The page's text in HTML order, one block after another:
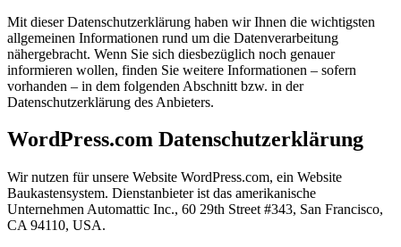
Mit dieser Datenschutzerklärung haben wir Ihnen die wichtigsten
allgemeinen Informationen rund um die Datenverarbeitung
nähergebracht. Wenn Sie sich diesbezüglich noch genauer
informieren wollen, finden Sie weitere Informationen – sofern
vorhanden – in dem folgenden Abschnitt bzw. in der
Datenschutzerklärung des Anbieters.
WordPress.com Datenschutzerklärung
Wir nutzen für unsere Website WordPress.com, ein Website
Baukastensystem. Dienstanbieter ist das amerikanische
Unternehmen Automattic Inc., 60 29th Street #343, San Francisco,
CA 94110, USA.